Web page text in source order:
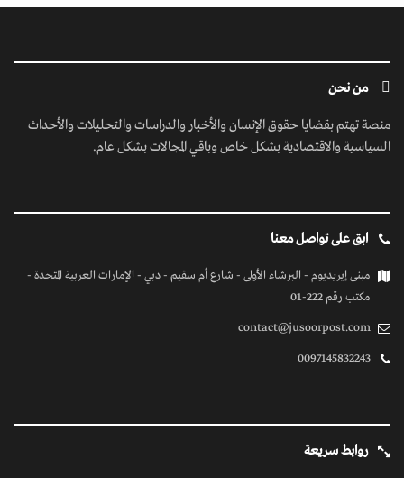
من نحن
منصة تهتم بقضايا حقوق الإنسان والأخبار والدراسات والتحليلات والأحداث
السياسية والاقتصادية بشكل خاص وباقي المجالات بشكل عام.
ابق على تواصل معنا
مبنى إيريديوم - البرشاء الأولى - شارع أم سقيم - دبي - الإمارات العربية المتحدة -
مكتب رقم 222-01
contact@jusoorpost.com
0097145832243
روابط سريعة